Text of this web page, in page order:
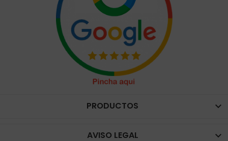
PRODUCTOS 
AVISO LEGAL 